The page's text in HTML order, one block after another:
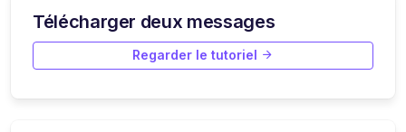
Télécharger deux messages
Regarder le tutoriel